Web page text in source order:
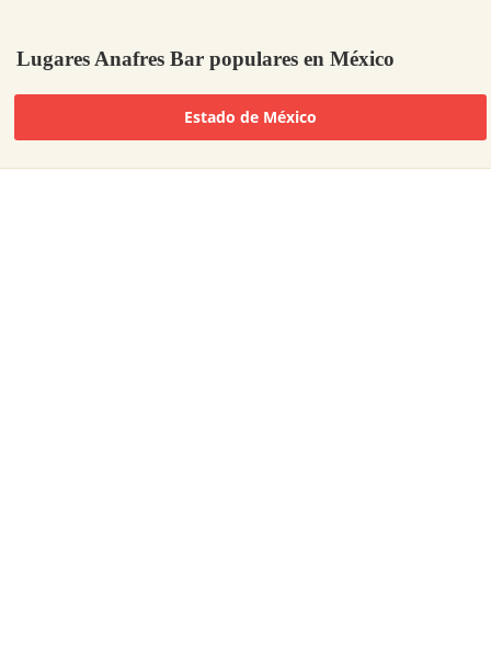
Lugares Anafres Bar populares en México
Estado de México